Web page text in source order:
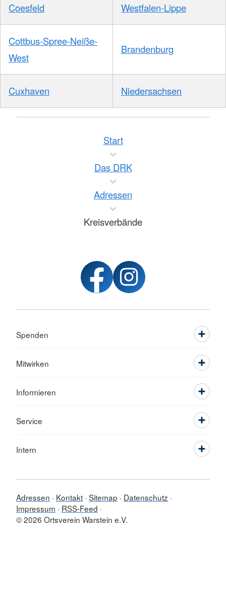
Coesfeld Westfalen-Lippe
Cottbus-Spree-Neiße-
West
Brandenburg
Cuxhaven Niedersachsen
Start
Das DRK
Adressen
Kreisverbände
Spenden
Mitwirken
Informieren
Service
Intern
Adressen Kontakt Sitemap
Datenschutz
Impressum
RSS-Feed
© 2026 Ortsverein Warstein e.V.